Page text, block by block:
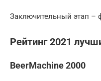
Заключительный этап –
Рейтинг 2021
BeerMachine 2000